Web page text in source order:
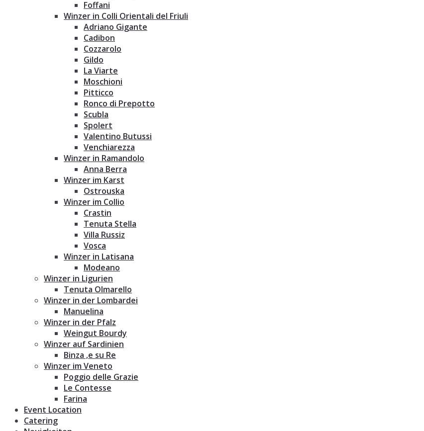
Foffani
Winzer in Colli Orientali del Friuli
Adriano Gigante
Cadibon
Cozzarolo
Gildo
La Viarte
Moschioni
Pitticco
Ronco di Prepotto
Scubla
Spolert
Valentino Butussi
Venchiarezza
Winzer in Ramandolo
Anna Berra
Winzer im Karst
Ostrouska
Winzer im Collio
Crastin
Tenuta Stella
Villa Russiz
Vosca
Winzer in Latisana
Modeano
Winzer in Ligurien
Tenuta Olmarello
Winzer in der Lombardei
Manuelina
Winzer in der Pfalz
Weingut Bourdy
Winzer auf Sardinien
Binza ‚e su Re
Winzer im Veneto
Poggio delle Grazie
Le Contesse
Farina
Event Location
Catering